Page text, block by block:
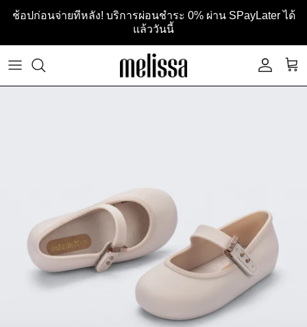
Skip to content
ช้อปก่อนจ่ายทีหลัง! บริการผ่อนชำระ 0% ผ่าน SPayLater ได้
แล้ววันนี้